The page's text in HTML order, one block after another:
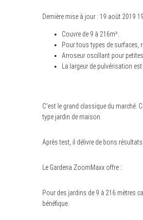
Dernière mise à jour : 19 août 2019
Couvre de 9 à 216m².
Pour tous types de surfaces,
Arroseur oscillant pour
La largeur de pulvérisation
C’est le grand classique du marché.
type jardin de maison.
Après test, il délivre de bons
Le Gardena ZoomMaxx offre :
Pour des jardins de 9 à 216 mètres
bénéfique.
h
o
r